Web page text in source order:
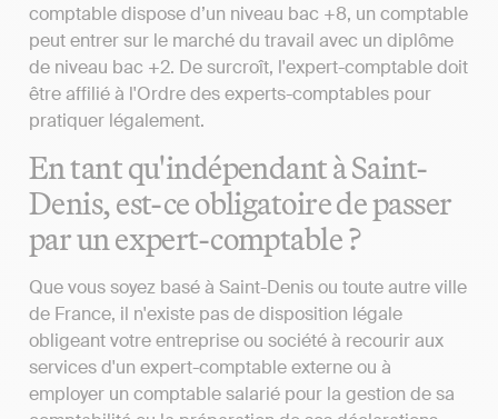
comptable dispose d’un niveau bac +8, un comptable
peut entrer sur le marché du travail avec un diplôme
de niveau bac +2. De surcroît, l'expert-comptable doit
être affilié à l'Ordre des experts-comptables pour
pratiquer légalement.
En tant qu'indépendant à Saint-
Denis, est-ce obligatoire de passer
par un expert-comptable ?
Que vous soyez basé à Saint-Denis ou toute autre ville
de France, il n'existe pas de disposition légale
obligeant votre entreprise ou société à recourir aux
services d'un expert-comptable externe ou à
employer un comptable salarié pour la gestion de sa